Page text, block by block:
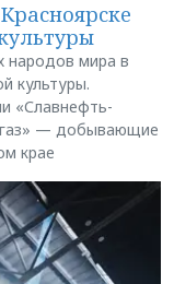
народов мира в
культуры.
«Славнефть-
— добывающие
крае